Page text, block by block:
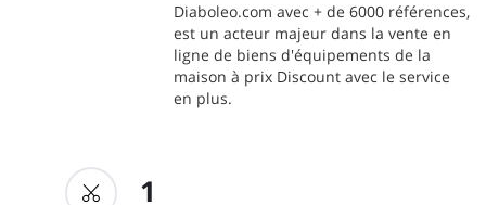
Diaboleo.com avec + de 6000 références,
est un acteur majeur dans la vente en
ligne de biens d'équipements de la
maison à prix Discount avec le service
en plus.
1